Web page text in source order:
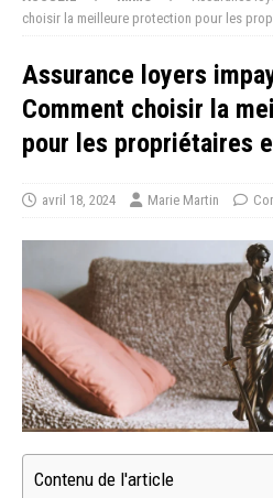
choisir la meilleure protection pour les
Assurance loyers
Comment choisir la
pour les propriétaires
avril 18, 2024 Marie Martin
Contenu de l'article